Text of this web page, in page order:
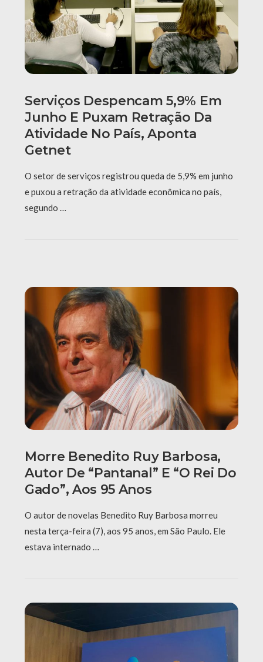
Serviços Despencam 5,9% Em
Junho E Puxam Retração Da
Atividade No País, Aponta
Getnet
O setor de serviços registrou queda de 5,9% em junho
e puxou a retração da atividade econômica no país,
segundo …
Morre Benedito Ruy Barbosa,
Autor De “Pantanal” E “O Rei Do
Gado”, Aos 95 Anos
O autor de novelas Benedito Ruy Barbosa morreu
nesta terça-feira (7), aos 95 anos, em São Paulo. Ele
estava internado …